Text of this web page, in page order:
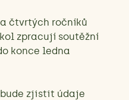
čtvrtých ročníků
zpracují soutěžní
konce ledna
zjistit údaje